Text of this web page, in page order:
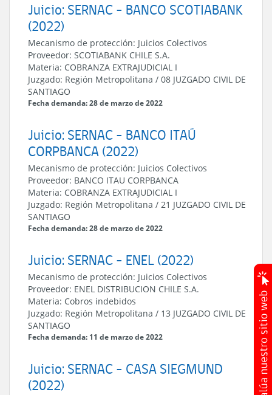
Juicio: SERNAC - BANCO SCOTIABANK
(2022)
Mecanismo de protección: Juicios Colectivos
Proveedor: SCOTIABANK CHILE S.A.
Materia: COBRANZA EXTRAJUDICIAL I
Juzgado: Región Metropolitana / 08 JUZGADO CIVIL DE
SANTIAGO
Fecha demanda: 28 de marzo de 2022
Juicio: SERNAC - BANCO ITAÚ
CORPBANCA (2022)
Mecanismo de protección: Juicios Colectivos
Proveedor: BANCO ITAU CORPBANCA
Materia: COBRANZA EXTRAJUDICIAL I
Juzgado: Región Metropolitana / 21 JUZGADO CIVIL DE
SANTIAGO
Fecha demanda: 28 de marzo de 2022
Juicio: SERNAC - ENEL (2022)
Mecanismo de protección: Juicios Colectivos
Proveedor: ENEL DISTRIBUCION CHILE S.A.
Materia: Cobros indebidos
Juzgado: Región Metropolitana / 13 JUZGADO CIVIL DE
SANTIAGO
Fecha demanda: 11 de marzo de 2022
Juicio: SERNAC - CASA SIEGMUND
(2022)